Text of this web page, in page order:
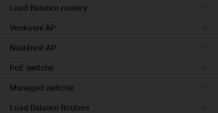
Load Balance routery
Venkovní AP
Nástěnné AP
PoE switche
Managed switche
Load Balance Routers